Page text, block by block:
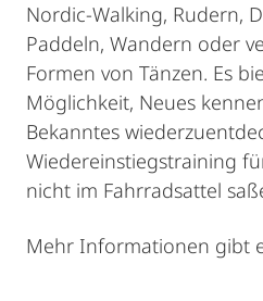
Nordic-Walking, Rudern,
Paddeln, Wandern oder
Formen von Tänzen. Es
Möglichkeit, Neues
Bekanntes
Wiedereinstiegstraining
nicht im Fahrradsattel
Mehr Informationen gibt